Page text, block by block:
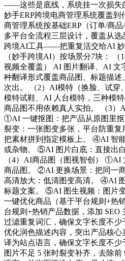
——这些是底线，系统挂一次损失
妙手ERP跨境电商管理系统覆盖到
商管理系统按基础ERP（订单/商
多平台全流程三层设计，覆盖从选
跨境AI工具——把重复活交给AI 妙
（妙手跨境AI）按场景分7块： （
视频全覆盖） AI 图片翻译、AI 文
种翻译形式覆盖商品图、标题描
次出。 （2）AI模特（换脸、试穿
模特试鞋、AI 人台模特，三种模
商品图不用依赖真人实拍。 （3）
①AI 一键抠图：把产品从原图里
裂变：一张图变多张，平台防重
把素材拼到指定模板上。 ④AI 智
或杂物。 ⑤AI 图片白底：直接出
（4）AI商品图（图视智创） ①AI
商品图。 ②AI 更换场景：把同一
高清放大：低清图变高清。 ④AI
标题文案。 ⑤AI 图生视频：图片
一键优化商品（基于平台规则+热
台规则+热销产品数据，添加 SEO
过滤重复词汇，确保文字长度不少
优化润色描述内容，突出产品核
译为站点语言，确保文字长度不少
图片不足 5 张时裂变补齐，去除